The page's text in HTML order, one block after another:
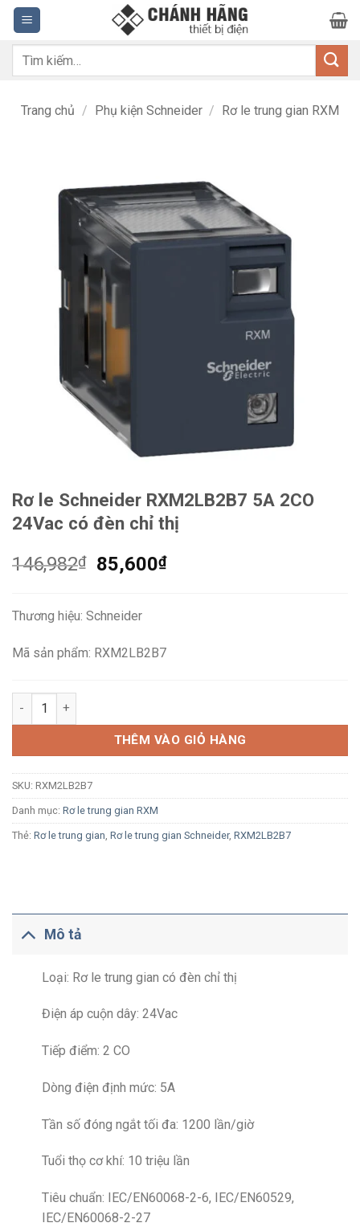
Bỏ
qua
nội
dung
Tìm
Trang chủ / Phụ kiện Schneider / Rơ le trung gian RXM
Rơ le Schneider RXM2LB2B7 5A 2CO
24Vac có đèn chỉ thị
146,982₫
Giá
146,982₫.
85,600₫Giá
Thương hiệu: Schneider
Mã sản phẩm: RXM2LB2B7
Rơ le Schneider RXM2LB2B7 5A 2CO 24Vac có đèn chỉ thị số
THÊM VÀO GIỎ HÀNG
SKU: RXM2LB2B7
Danh mục: Rơ le trung gian RXM
Thẻ: Rơ le trung gian Rơ le trung gian Schneider, RXM2LB2B7
Mô tả
Loại: Rơ le trung gian có đèn chỉ thị
Điện áp cuộn dây: 24Vac
Tiếp điểm: 2 CO
Dòng điện định mức: 5A
Tần số đóng ngắt tối đa: 1200 lần/giờ
Tuổi thọ cơ khí: 10 triệu lần
Tiêu chuẩn: IEC/EN60068-2-6, IEC/EN60529,
IEC/EN60068-2-27